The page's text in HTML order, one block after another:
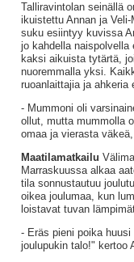
Talliravintolan seinällä
ikuistettu Annan ja
suku esiintyy kuvissa
jo kahdella naispolvella
kaksi aikuista tytärtä,
nuoremmalla yksi.
ruoanlaittajia ja ahkeria
- Mummoni oli
ollut, mutta mummolla
omaa ja vierasta
Maatilamatkailu
Marraskuussa alkaa
tila sonnustautuu
oikea joulumaa, kun
loistavat tuvan
- Eräs pieni poika
joulupukin talo!" kertoo